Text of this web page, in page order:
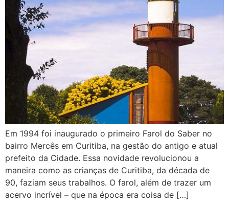
Em 1994 foi inaugurado o primeiro Farol do Saber no
bairro Mercês em Curitiba, na gestão do antigo e atual
prefeito da Cidade. Essa novidade revolucionou a
maneira como as crianças de Curitiba, da década de
90, faziam seus trabalhos. O farol, além de trazer um
acervo incrível – que na época era coisa de […]